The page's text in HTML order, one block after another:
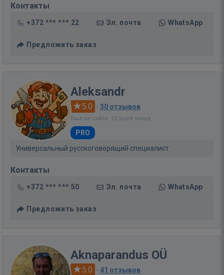
Контакты
+372 *** *** 22 Эл. почта WhatsApp
Предложить заказ
Aleksandr
5.0 · 30 отзывов
Был на сайте: 12 дней назад
PRO
Универсальный русскоговорящий специалист
Контакты
+372 *** *** 50 Эл. почта WhatsApp
Предложить заказ
Aknaparandus OÜ
5.0 · 41 отзывов